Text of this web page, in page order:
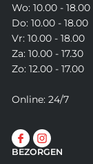
Wo: 10.00 - 18.00
Do: 10.00 - 18.00
Vr: 10.00 - 18.00
Za: 10.00 - 17.30
Zo: 12.00 - 17.00
Online: 24/7
BEZORGEN